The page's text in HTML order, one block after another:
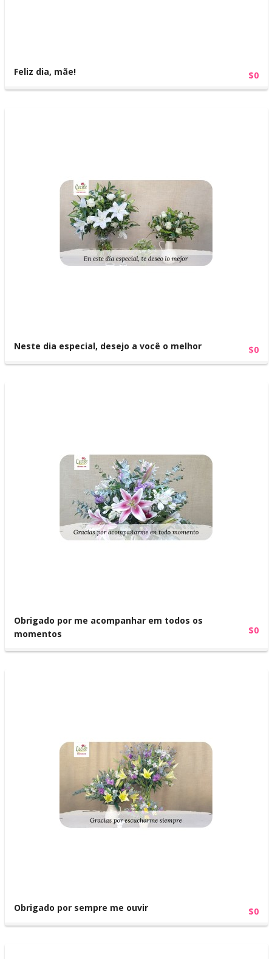
Feliz dia, mãe! $0
Neste dia especial, desejo a você o melhor $0
Obrigado por me acompanhar em todos os
momentos
$0
Obrigado por sempre me ouvir $0